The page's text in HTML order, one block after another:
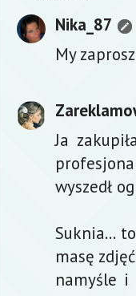
Nika_87
My
Ja
wyszedł
Suknia...
masę
namyśle i